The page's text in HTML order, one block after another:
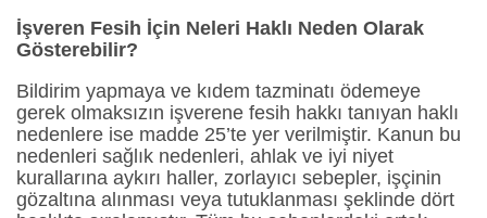
İşveren Fesih İçin Neleri Haklı Neden Olarak
Gösterebilir?
Bildirim yapmaya ve kıdem tazminatı ödemeye
gerek olmaksızın işverene fesih hakkı tanıyan haklı
nedenlere ise madde 25’te yer verilmiştir. Kanun bu
nedenleri sağlık nedenleri, ahlak ve iyi niyet
kurallarına aykırı haller, zorlayıcı sebepler, işçinin
gözaltına alınması veya tutuklanması şeklinde dört